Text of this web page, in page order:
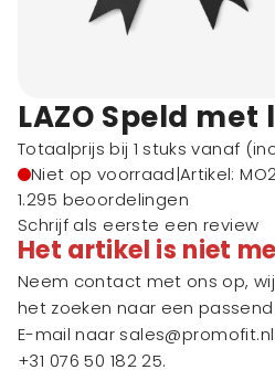
LAZO Speld met
Totaalprijs bij 1 stuks vanaf
Niet op voorraad|Artikel:
1.295 beoordelingen
Schrijf als eerste een review
Het artikel is niet
Neem contact met ons op,
het zoeken naar een
E-mail naar sales@promofit.nl
+31 076 50 182 25.